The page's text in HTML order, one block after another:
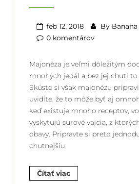
feb 12, 2018 By Banana
0 komentárov
Majonéza je veľmi dôležitým
mnohých jedál a bez jej chuti to
Skúste si však majonézu
uvidíte, že to môže byť aj
keď existuje mnoho receptov,
vyskytujú surové vajcia, z
obavy. Pripravte si preto
chutnejšiu
Čítať viac